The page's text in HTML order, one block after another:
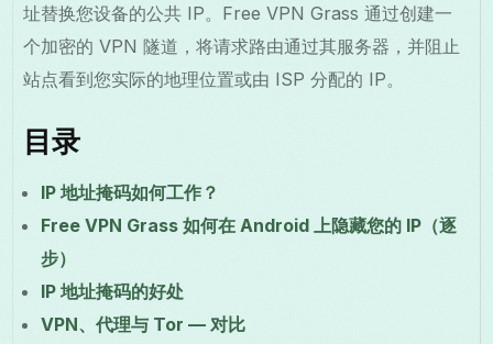
址替换您设备的公共 IP。Free VPN Grass 通过创建一
个加密的 VPN 隧道，将请求路由通过其服务器，并阻止
站点看到您实际的地理位置或由 ISP 分配的 IP。
目录
IP 地址掩码如何工作？
Free VPN Grass 如何在 Android 上隐藏您的 IP（逐
步）
IP 地址掩码的好处
VPN、代理与 Tor — 对比